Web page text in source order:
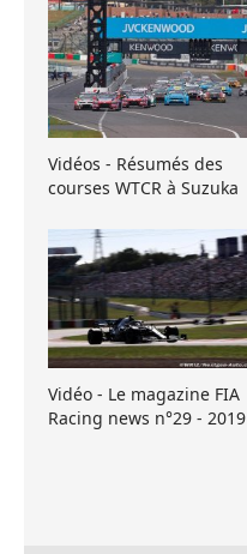
Vidéos - Résumés des
courses WTCR à Suzuka
Vidéo - Le magazine FIA
Racing news n°29 - 2019